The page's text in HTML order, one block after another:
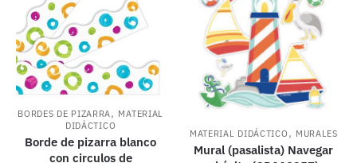
BORDES DE PIZARRA, MATERIAL
DIDÁCTICO
Borde de pizarra blanco
con circulos de
MATERIAL DIDÁCTICO , MURALES
Mural (pasalista) Navegar